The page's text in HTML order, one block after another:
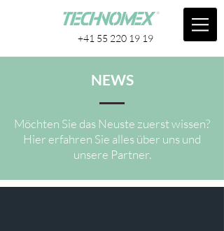
+41 55 220 19 19
NEWS
Möchten Sie das Neuste zuerst wissen?
Hier erfahren Sie alles über uns und
unsere Partner.